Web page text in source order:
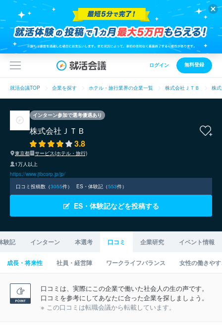
ログイン 無料登録
就活会議TOP 企業を探す ホテル・旅行業界の企業一覧 株式会社ＪＴＢ 株
インターン参加で選考優遇あり
株式会社ＪＴＢ
3.8
東京都
サービス(ホテル・旅行)
1万人以上
https://www.jtbcorp.jp/jp/
口コミ投稿数（3055件） ES・体験記（553件）
ES・体験記などを投稿する
験記 インターン 本選考 口コミ 企業研究 イベント情報
成長・将来性 社員・経営陣 ワークライフバランス 女性の働きや
口コミは、実際にこの企業で働いた社会人の生の声です。
口コミを参考にしてあなたに合った企業を探しましょう。
※ この口コミは転職会議から転載しています。